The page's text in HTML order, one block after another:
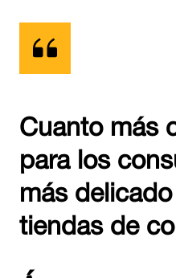
Cuanto más
para los
más
tiendas de